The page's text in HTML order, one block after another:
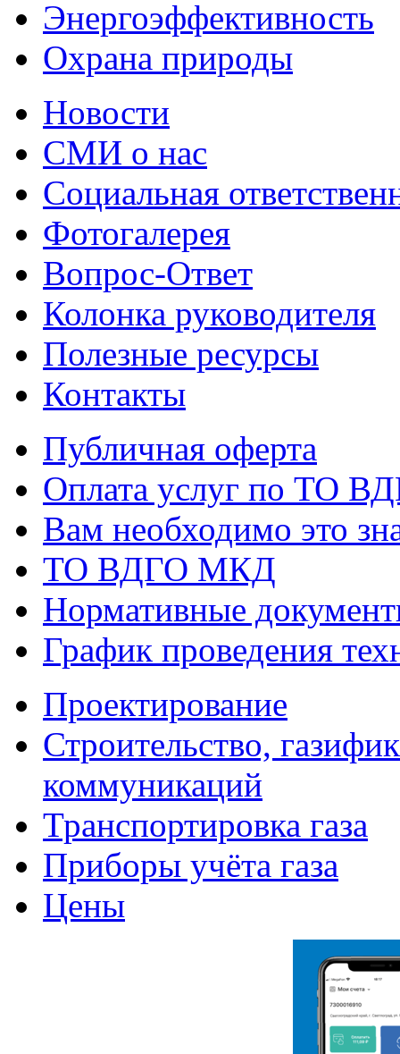
Энергоэффективность
Охрана природы
Новости
СМИ о нас
Социальная
Фотогалерея
Вопрос-Ответ
Колонка руководителя
Полезные ресурсы
Контакты
Публичная оферта
Оплата услуг по ТО
Вам необходимо это
ТО ВДГО МКД
Нормативные
График проведения
Проектирование
Строительство,
коммуникаций
Транспортировка газа
Приборы учёта газа
Цены